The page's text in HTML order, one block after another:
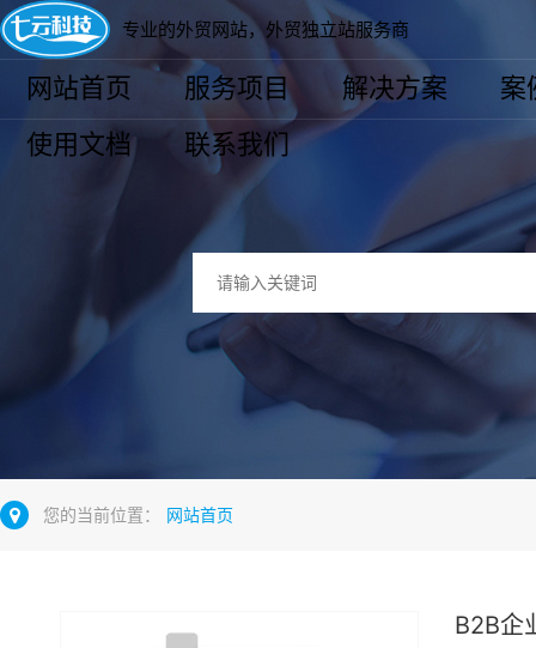
专业的外贸网站，外贸独立站服务商
网站首页 服务项目 解决方案
案
使用文档
联系我们
您的当前位置： 网站首页
B2B企